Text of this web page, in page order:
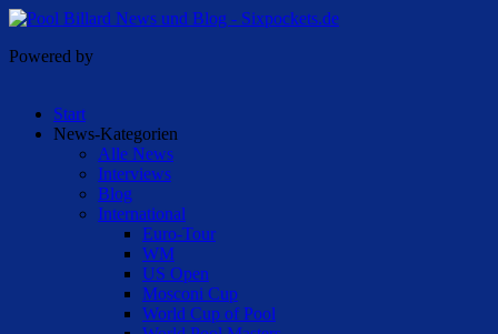
Powered by
Start
News-Kategorien
Alle News
Interviews
Blog
International
Euro-Tour
WM
US Open
Mosconi Cup
World Cup of Pool